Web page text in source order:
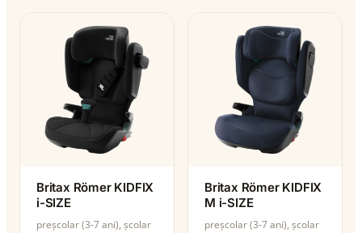
Britax Römer KIDFIX
i-SIZE
preșcolar (3-7 ani), școlar
Britax Römer KIDFIX
M i-SIZE
preșcolar (3-7 ani), școlar